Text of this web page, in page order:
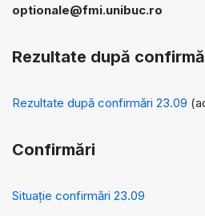
optionale@fmi.unibuc.ro
Rezultate după
Rezultate după confirmări 23.09
Confirmări
Situație confirmări 23.09